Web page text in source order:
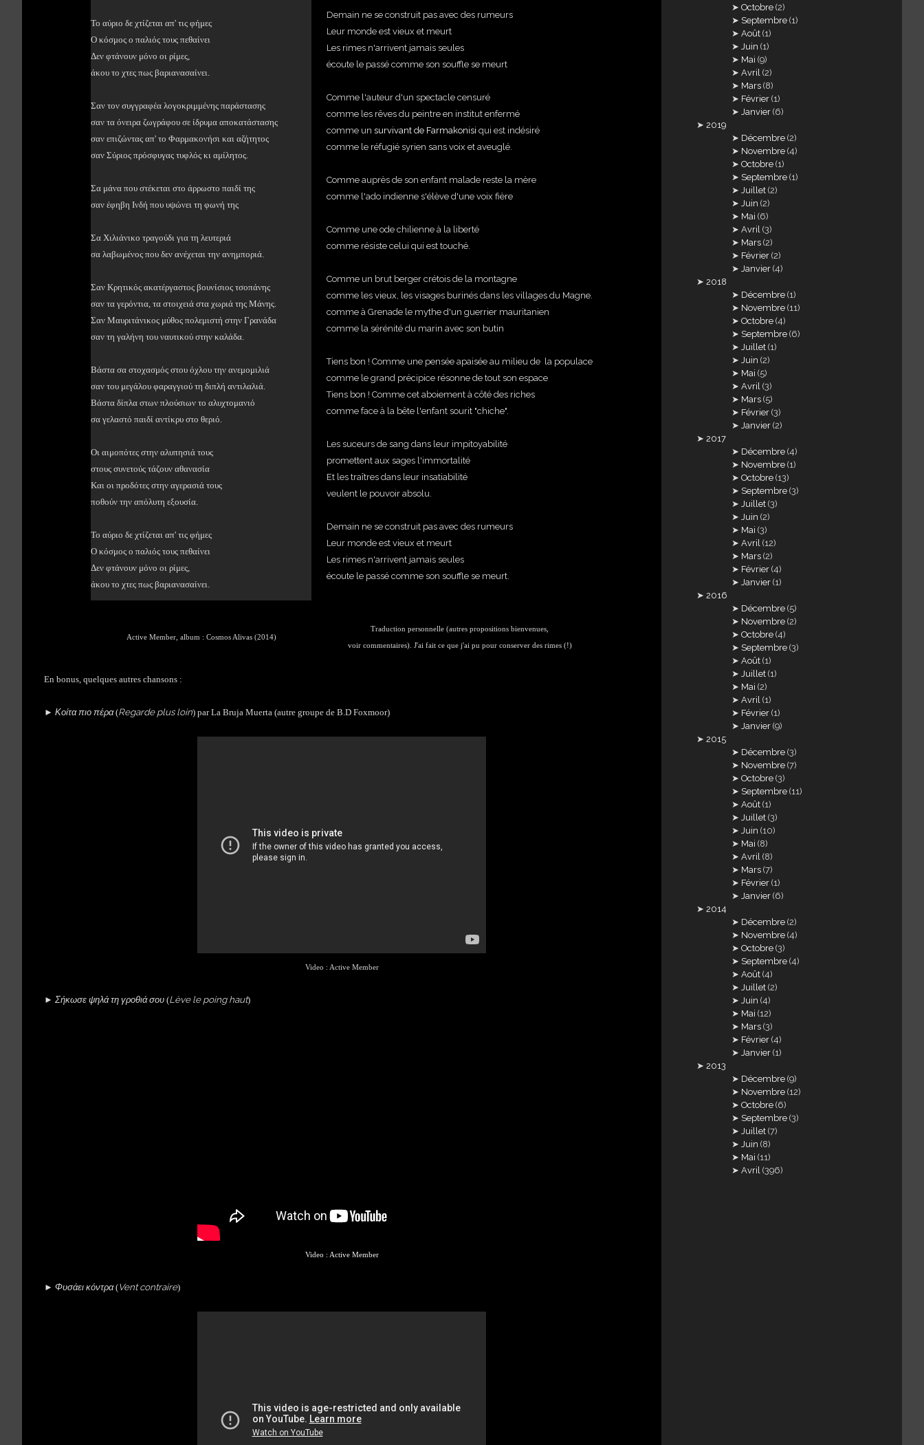
Το αύριο δε χτίζεται απ' τις φήμες
Ο κόσμος ο παλιός τους πεθαίνει
Δεν φτάνουν μόνο οι ρίμες,
άκου το χτες πως βαριανασαίνει.
Σαν τον συγγραφέα λογοκριμμένης παράστασης
σαν τα όνειρα ζωγράφου σε ίδρυμα αποκατάστασης
σαν επιζώντας απ' το Φαρμακονήσι και αζήτητος
σαν Σύριος πρόσφυγας τυφλός κι αμίλητος.
Σα μάνα που στέκεται στο άρρωστο παιδί της
σαν έφηβη Ινδή που υψώνει τη φωνή της
Σα Χιλιάνικο τραγούδι για τη λευτεριά
σα λαβωμένος που δεν ανέχεται την ανημποριά.
Σαν Κρητικός ακατέργαστος βουνίσιος τσοπάνης
σαν τα γερόντια, τα στοιχειά στα χωριά της Μάνης.
Σαν Μαυριτάνικος μύθος πολεμιστή στην Γρανάδα
σαν τη γαλήνη του ναυτικού στην καλάδα.
Βάστα σα στοχασμός στου όχλου την ανεμομιλιά
σαν του μεγάλου φαραγγιού τη διπλή αντιλαλιά.
Βάστα δίπλα στων πλούσιων το αλυχτομανιό
σα γελαστό παιδί αντίκρυ στο θεριό.
Οι αιμοπότες στην αλυπησιά τους
στους συνετούς τάζουν αθανασία
Και οι προδότες στην αγερασιά τους
ποθούν την απόλυτη εξουσία.
Το αύριο δε χτίζεται απ' τις φήμες
Ο κόσμος ο παλιός τους πεθαίνει
Δεν φτάνουν μόνο οι ρίμες,
άκου το χτες πως βαριανασαίνει.
Demain ne se construit pas avec des rumeurs
Leur monde est vieux et meurt
Les rimes n'arrivent jamais seules
écoute le passé comme son souffle se meurt
Comme l'auteur d'un spectacle censuré
comme les rêves du peintre en institut enfermé
comme un survivant de Farmakonisi qui est indésiré
comme le réfugié syrien sans voix et aveuglé.
Comme auprès de son enfant malade reste la mère
comme l'ado indienne s'élève d'une voix fière
Comme une ode chilienne à la liberté
comme résiste celui qui est touché.
Comme un brut berger crétois de la montagne
comme les vieux, les visages burinés dans les villages du Magne.
comme à Grenade le mythe d'un guerrier mauritanien
comme la sérénité du marin avec son butin
Tiens bon ! Comme une pensée apaisée au milieu de la populace
comme le grand précipice résonne de tout son espace
Tiens bon ! Comme cet aboiement à côté des riches
comme face à la bête l'enfant sourit "chiche".
Les suceurs de sang dans leur impitoyabilité
promettent aux sages l'immortalité
Et les traîtres dans leur insatiabilité
veulent le pouvoir absolu.
Demain ne se construit pas avec des rumeurs
Leur monde est vieux et meurt
Les rimes n'arrivent jamais seules
écoute le passé comme son souffle se meurt.
Active Member, album : Cosmos Alivas (2014)
Traduction personnelle (autres propositions bienvenues,
voir commentaires). J'ai fait ce que j'ai pu pour conserver des rimes (!)
En bonus, quelques autres chansons :
► Κοίτα πιο πέρα(Regarde plus loin) par La Bruja Muerta (autre groupe de B.D Foxmoor)
Video : Active Member
► Σήκωσε ψηλά τη γροθιά σου (Lève le poing haut)
Video : Active Member
► Φυσάει κόντρα(Vent contraire)
Octobre (2)
Septembre (1)
Août (1)
Juin (1)
Mai (9)
Avril (2)
Mars (8)
Février (1)
Janvier (6)
2019
Décembre (2)
Novembre (4)
Octobre (1)
Septembre (1)
Juillet (2)
Juin (2)
Mai (6)
Avril (3)
Mars (2)
Février (2)
Janvier (4)
2018
Décembre (1)
Novembre (11)
Octobre (4)
Septembre (6)
Juillet (1)
Juin (2)
Mai (5)
Avril (3)
Mars (5)
Février (3)
Janvier (2)
2017
Décembre (4)
Novembre (1)
Octobre (13)
Septembre (3)
Juillet (3)
Juin (2)
Mai (3)
Avril (12)
Mars (2)
Février (4)
Janvier (1)
2016
Décembre (5)
Novembre (2)
Octobre (4)
Septembre (3)
Août (1)
Juillet (1)
Mai (2)
Avril (1)
Février (1)
Janvier (9)
2015
Décembre (3)
Novembre (7)
Octobre (3)
Septembre (11)
Août (1)
Juillet (3)
Juin (10)
Mai (8)
Avril (8)
Mars (7)
Février (1)
Janvier (6)
2014
Décembre (2)
Novembre (4)
Octobre (3)
Septembre (4)
Août (4)
Juillet (2)
Juin (4)
Mai (12)
Mars (3)
Février (4)
Janvier (1)
2013
Décembre (9)
Novembre (12)
Octobre (6)
Septembre (3)
Juillet (7)
Juin (8)
Mai (11)
Avril (396)